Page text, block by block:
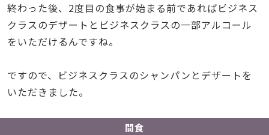
終わった後、2度目の食事が始まる前であればビジネス
クラスのデザートとビジネスクラスの一部アルコール
をいただけるんですね。
ですので、ビジネスクラスのシャンパンとデザートを
いただきました。
間食